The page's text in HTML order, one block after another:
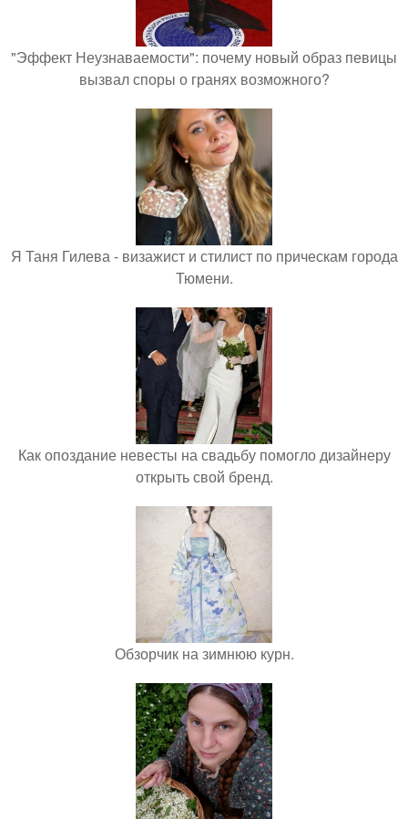
"Эффект Неузнаваемости": почему новый образ певицы
вызвал споры о гранях возможного?
Я Таня Гилева - визажист и стилист по прическам города
Тюмени.
Как опоздание невесты на свадьбу помогло дизайнеру
открыть свой бренд.
Обзорчик на зимнюю курн.